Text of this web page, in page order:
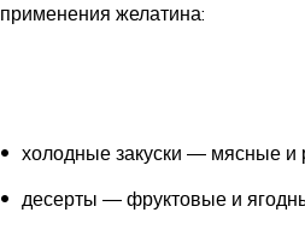
применения желатина:
холодные закуски ― мясные
десерты ― фруктовые и